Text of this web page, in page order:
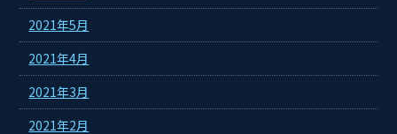
2021年5月
2021年4月
2021年3月
2021年2月